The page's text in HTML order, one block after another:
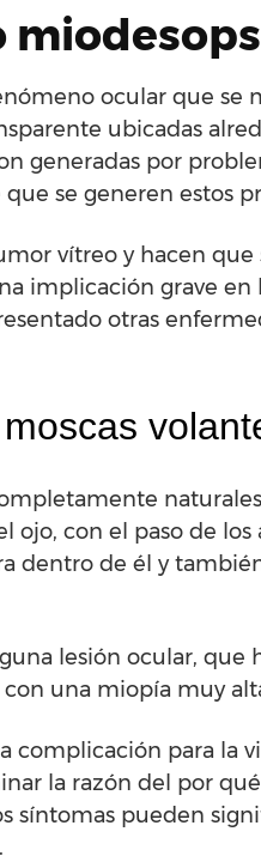
ocular que se
ubicadas
generadas por
se generen estos
vítreo y hacen que
implicación grave en
otras
con el paso de los
dentro de él y
lesión ocular, que
una miopía muy
complicación para la
la razón del por
síntomas pueden